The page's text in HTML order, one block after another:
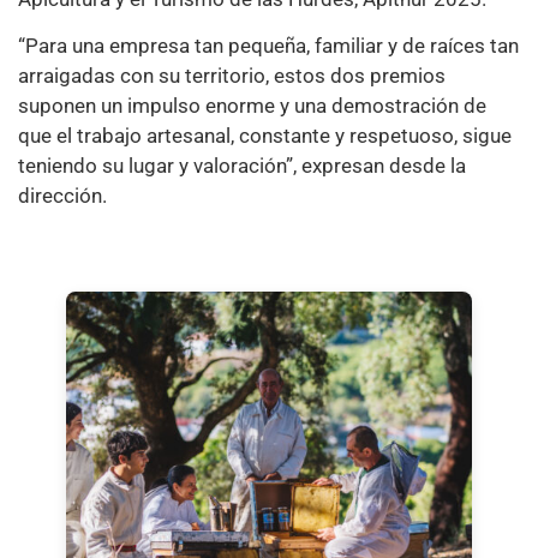
“Para una empresa tan pequeña, familiar y de raíces tan
arraigadas con su territorio, estos dos premios
suponen un impulso enorme y una demostración de
que el trabajo artesanal, constante y respetuoso, sigue
teniendo su lugar y valoración”, expresan desde la
dirección.